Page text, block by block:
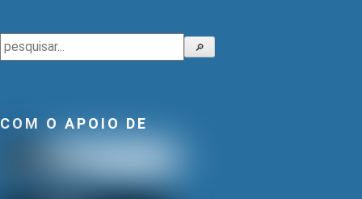
Pesquisar 🔎
COM O APOIO DE